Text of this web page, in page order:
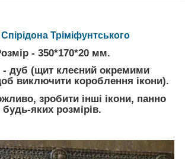
Спірідона Тріміфунтського
- 350*170*20 мм.
- дуб (щит клеєний окремими
виключити короблення ікони).
зробити інші ікони, панно
будь-яких розмірів.